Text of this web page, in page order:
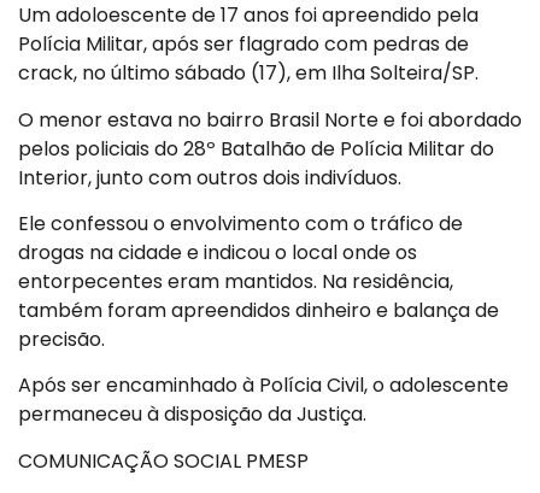
Um adoloescente de 17 anos foi apreendido pela
Polícia Militar, após ser flagrado com pedras de
crack, no último sábado (17), em Ilha Solteira/SP.
O menor estava no bairro Brasil Norte e foi abordado
pelos policiais do 28º Batalhão de Polícia Militar do
Interior, junto com outros dois indivíduos.
Ele confessou o envolvimento com o tráfico de
drogas na cidade e indicou o local onde os
entorpecentes eram mantidos. Na residência,
também foram apreendidos dinheiro e balança de
precisão.
Após ser encaminhado à Polícia Civil, o adolescente
permaneceu à disposição da Justiça.
COMUNICAÇÃO SOCIAL PMESP